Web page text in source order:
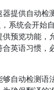
提供自动检
系统会开始
预览功能，
英语习惯，
自动检测语